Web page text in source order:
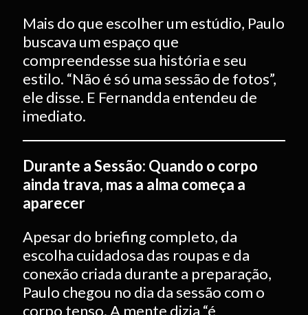
Mais do que escolher um estúdio, Paulo
buscava um espaço que
compreendesse sua história e seu
estilo. “Não é só uma sessão de fotos”,
ele disse. E Fernandda entendeu de
imediato.
Durante a Sessão: Quando o corpo
ainda trava, mas a alma começa a
aparecer
Apesar do briefing completo, da
escolha cuidadosa das roupas e da
conexão criada durante a preparação,
Paulo chegou no dia da sessão com o
corpo tenso. A mente dizia “é